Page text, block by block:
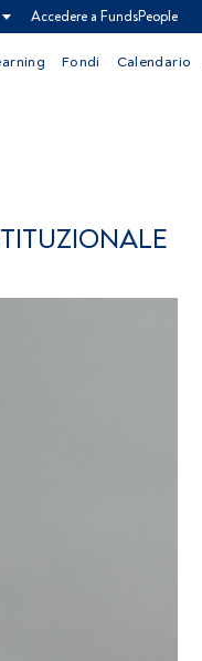
Accedere a FundsPeople
Fondi Calendario